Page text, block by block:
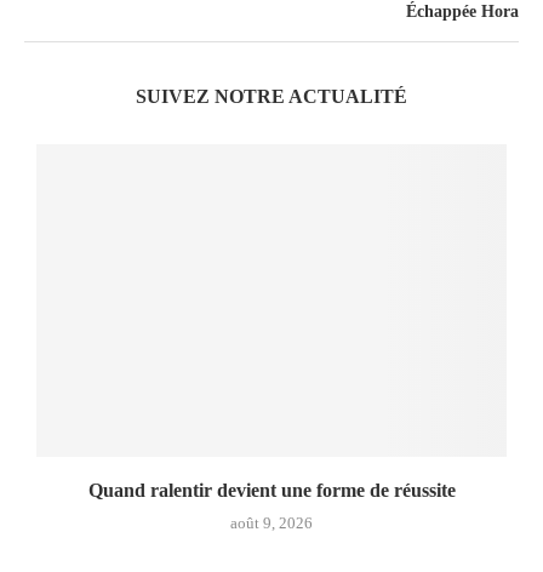
Échappée Hora
SUIVEZ NOTRE ACTUALITÉ
Quand ralentir devient une forme de réussite
août 9, 2026